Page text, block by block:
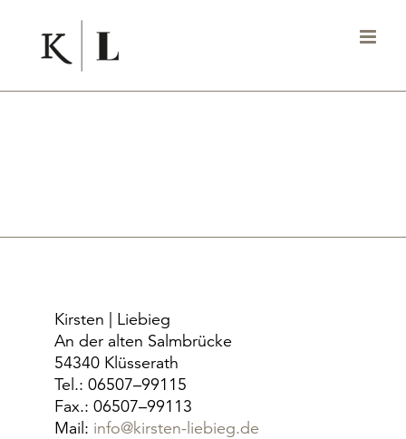
springen
Kirsten | Liebieg
An der alten Salmbrücke
54340 Klüsserath
Tel.: 06507–99115
Fax.: 06507–99113
Mail: info@kirsten-liebieg.de